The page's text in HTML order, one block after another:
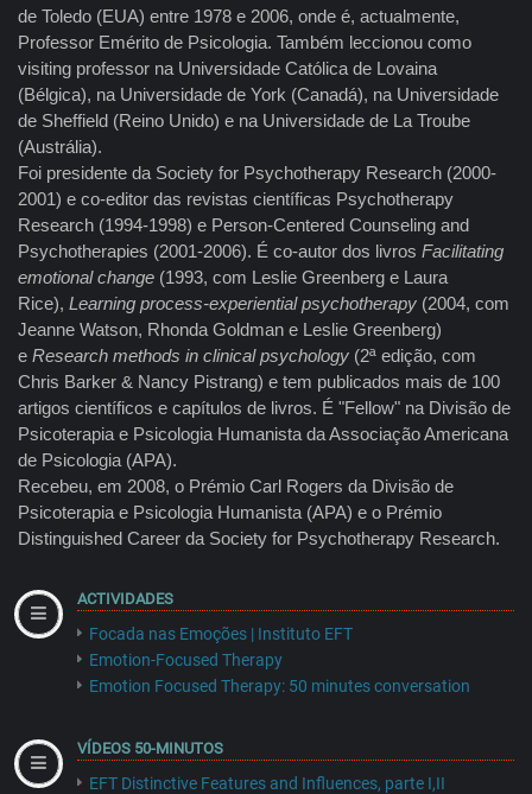
de Toledo (EUA) entre 1978 e 2006, onde é, actualmente,
Professor Emérito de Psicologia. Também leccionou como
visiting professor na Universidade Católica de Lovaina
(Bélgica), na Universidade de York (Canadá), na Universidade
de Sheffield (Reino Unido) e na Universidade de La Troube
(Austrália).
Foi presidente da Society for Psychotherapy Research (2000-
2001) e co-editor das revistas científicas Psychotherapy
Research (1994-1998) e Person-Centered Counseling and
Psychotherapies (2001-2006). É co-autor dos livros Facilitating
emotional change (1993, com Leslie Greenberg e Laura
Rice), Learning process-experiential psychotherapy (2004, com
Jeanne Watson, Rhonda Goldman e Leslie Greenberg)
e Research methods in clinical psychology (2ª edição, com
Chris Barker & Nancy Pistrang) e tem publicados mais de 100
artigos científicos e capítulos de livros. É "Fellow" na Divisão de
Psicoterapia e Psicologia Humanista da Associação Americana
de Psicologia (APA).
Recebeu, em 2008, o Prémio Carl Rogers da Divisão de
Psicoterapia e Psicologia Humanista (APA) e o Prémio
Distinguished Career da Society for Psychotherapy Research.
ACTIVIDADES
Focada nas Emoções | Instituto EFT
Emotion-Focused Therapy
Emotion Focused Therapy: 50 minutes conversation
VÍDEOS 50-MINUTOS
EFT Distinctive Features and Influences, parte I,II